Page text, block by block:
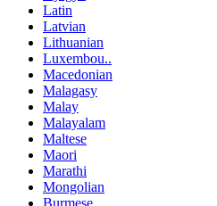
Latin
Latvian
Lithuanian
Luxembou..
Macedonian
Malagasy
Malay
Malayalam
Maltese
Maori
Marathi
Mongolian
Burmese